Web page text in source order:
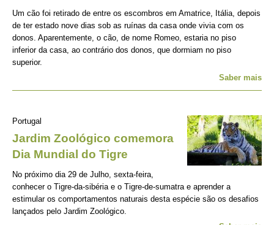
Um cão foi retirado de entre os escombros em Amatrice, Itália, depois
de ter estado nove dias sob as ruínas da casa onde vivia com os
donos. Aparentemente, o cão, de nome Romeo, estaria no piso
inferior da casa, ao contrário dos donos, que dormiam no piso
superior.
Saber mais
Portugal
Jardim Zoológico comemora
Dia Mundial do Tigre
No próximo dia 29 de Julho, sexta-feira,
conhecer o Tigre-da-sibéria e o Tigre-de-sumatra e aprender a
estimular os comportamentos naturais desta espécie são os desafios
lançados pelo Jardim Zoológico.